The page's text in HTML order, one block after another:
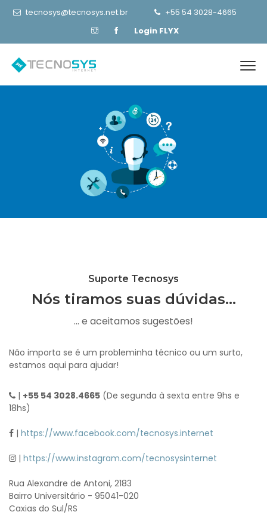
tecnosys@tecnosys.net.br
+55 54 3028-4665
Login FLYX
Suporte Tecnosys
Nós tiramos suas dúvidas...
... e aceitamos sugestões!
Não importa se é um probleminha técnico ou um surto,
estamos aqui para ajudar!
| +55 54 3028.4665 (De segunda à sexta entre 9hs e
18hs)
| https://www.facebook.com/tecnosys.internet
| https://www.instagram.com/tecnosysinternet
Rua Alexandre de Antoni, 2183
Bairro Universitário - 95041-020
Caxias do Sul/RS